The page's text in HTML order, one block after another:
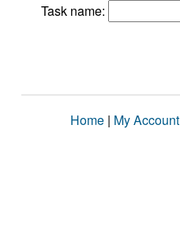
Task name:
Home | My Account